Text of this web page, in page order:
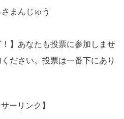
まんじゅう
！】あなたも投票に参加しませ
ださい。投票は一番下にあり
サーリンク】